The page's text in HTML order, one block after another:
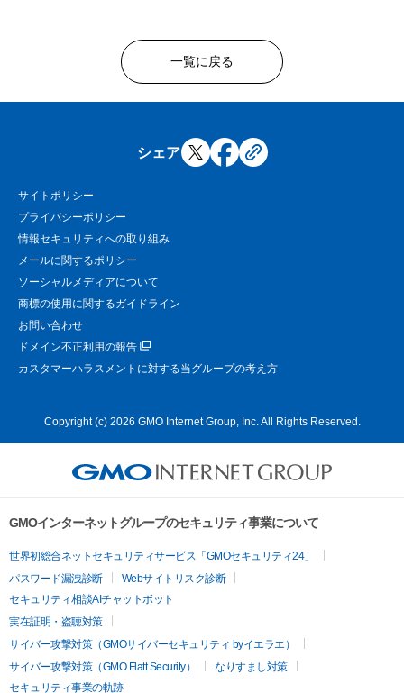
一覧に戻る
シェア
サイトポリシー
プライバシーポリシー
情報セキュリティへの取り組み
メールに関するポリシー
ソーシャルメディアについて
商標の使用に関するガイドライン
お問い合わせ
ドメイン不正利用の報告
カスタマーハラスメントに対する当グループの考え方
Copyright (c) 2026 GMO Internet Group, Inc. All Rights Reserved.
GMOインターネットグループのセキュリティ事業について
世界初総合ネットセキュリティサービス「GMOセキュリティ24」
パスワード漏洩診断
Webサイトリスク診断
セキュリティ相談AIチャットボット
実在証明・盗聴対策
サイバー攻撃対策（GMOサイバーセキュリティ byイエラエ）
サイバー攻撃対策（GMO Flatt Security）
なりすまし対策
セキュリティ事業の軌跡